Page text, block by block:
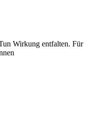
Wirkung entfalten. Für